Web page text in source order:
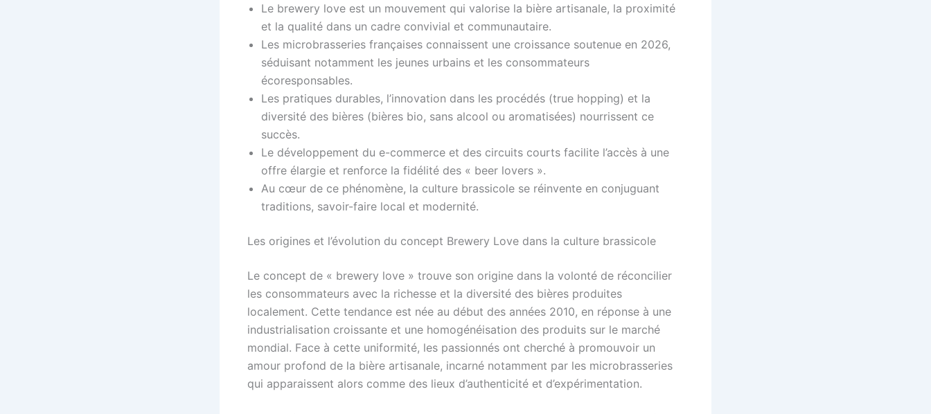
Le brewery love est un mouvement qui valorise la bière artisanale, la proximité
et la qualité dans un cadre convivial et communautaire.
Les microbrasseries françaises connaissent une croissance soutenue en 2026,
séduisant notamment les jeunes urbains et les consommateurs
écoresponsables.
Les pratiques durables, l’innovation dans les procédés (true hopping) et la
diversité des bières (bières bio, sans alcool ou aromatisées) nourrissent ce
succès.
Le développement du e-commerce et des circuits courts facilite l’accès à une
offre élargie et renforce la fidélité des « beer lovers ».
Au cœur de ce phénomène, la culture brassicole se réinvente en conjuguant
traditions, savoir-faire local et modernité.
Les origines et l’évolution du concept Brewery Love dans la culture brassicole
Le concept de « brewery love » trouve son origine dans la volonté de réconcilier
les consommateurs avec la richesse et la diversité des bières produites
localement. Cette tendance est née au début des années 2010, en réponse à une
industrialisation croissante et une homogénéisation des produits sur le marché
mondial. Face à cette uniformité, les passionnés ont cherché à promouvoir un
amour profond de la bière artisanale, incarné notamment par les microbrasseries
qui apparaissent alors comme des lieux d’authenticité et d’expérimentation.